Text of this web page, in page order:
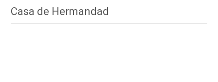
Casa de Hermandad